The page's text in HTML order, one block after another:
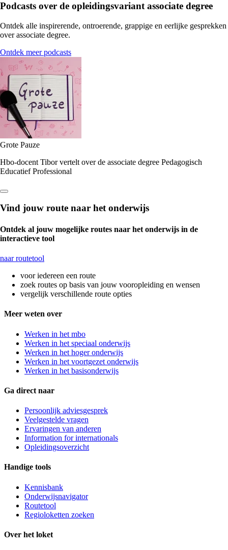
Podcasts over de opleidingsvariant associate degree
Ontdek alle inspirerende, ontroerende, grappige en eerlijke gesprekken
over associate degree.
Ontdek meer podcasts
Grote Pauze
Hbo-docent Tibor vertelt over de associate degree Pedagogisch
Educatief Professional
Vind jouw route naar het onderwijs
Ontdek al jouw mogelijke routes naar het onderwijs in de
interactieve tool
naar routetool
voor iedereen een route
zoek routes op basis van jouw vooropleiding en wensen
vergelijk verschillende route opties
Meer weten over
Werken in het mbo
Werken in het speciaal onderwijs
Werken in het hoger onderwijs
Werken in het voortgezet onderwijs
Werken in het basisonderwijs
Ga direct naar
Persoonlijk adviesgesprek
Veelgestelde vragen
Ervaringen van anderen
Information for internationals
Opleidingsoverzicht
Handige tools
Kennisbank
Onderwijsnavigator
Routetool
Regioloketten zoeken
Over het loket